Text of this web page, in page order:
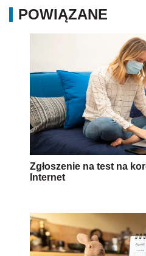
POWIĄZANE
Zgłoszenie na test na
Internet